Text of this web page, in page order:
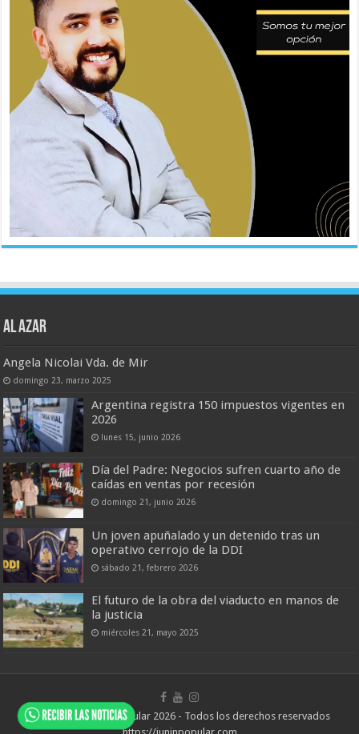
AL AZAR
Angela Nicolai Vda. de Mir
domingo 23, marzo 2025
Argentina registra 150 impuestos vigentes en
2026
lunes 15, junio 2026
Día del Padre: Negocios sufren cuarto año de
caídas en ventas por recesión
domingo 21, junio 2026
Un joven apuñalado y un detenido tras un
operativo cerrojo de la DDI
sábado 21, febrero 2026
El futuro de la obra del viaducto en manos de
la justicia
miércoles 21, mayo 2025
© Copyright Junín Popular 2026 - Todos los derechos reservados